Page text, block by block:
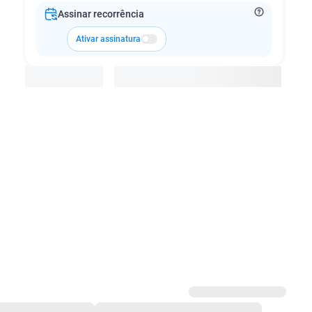
Assinar recorrência
Ativar assinatura